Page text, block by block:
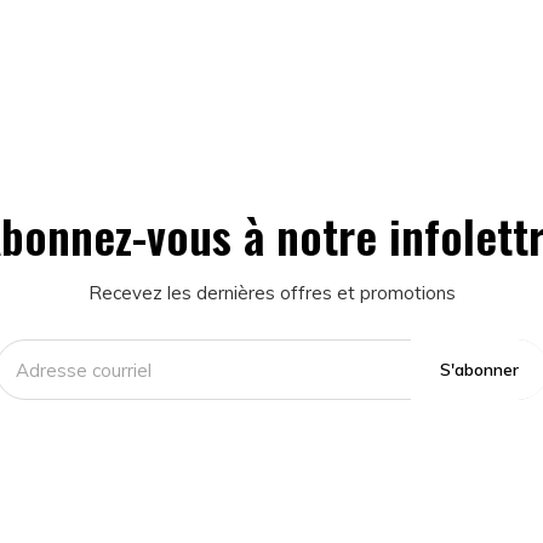
vous à notre
Recevez les dernières offres et promotions
S'abonner